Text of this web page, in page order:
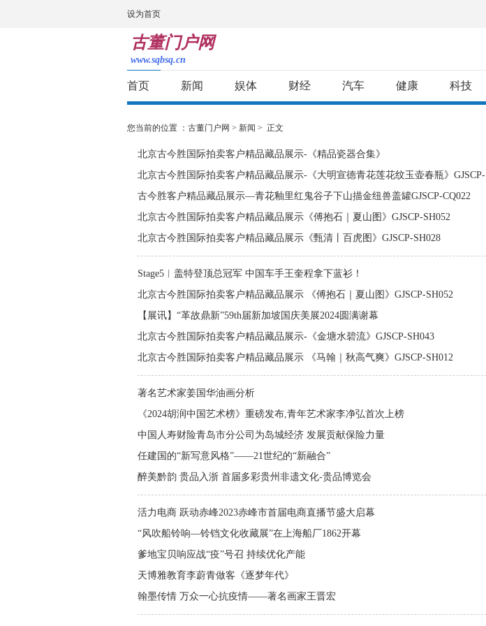
设为首页
古董门户网
www.sqbsq.cn
首页 新闻 娱体 财经 汽车 健康 科技
您当前的位置 ： 古董门户网 > 新闻 > 正文
北京古今胜国际拍卖客户精品藏品展示-《精品瓷器合集》
北京古今胜国际拍卖客户精品藏品展示-《大明宣德青花莲花纹玉壶春瓶》GJSCP-
CQ009
古今胜客户精品藏品展示—青花釉里红鬼谷子下山描金纽兽盖罐GJSCP-CQ022
北京古今胜国际拍卖客户精品藏品展示《傅抱石｜夏山图》GJSCP-SH052
北京古今胜国际拍卖客户精品藏品展示《甄清丨百虎图》GJSCP-SH028
Stage5︱盖特登顶总冠军 中国车手王奎程拿下蓝衫！
北京古今胜国际拍卖客户精品藏品展示 《傅抱石｜夏山图》GJSCP-SH052
【展讯】“革故鼎新”59th届新加坡国庆美展2024圆满谢幕
北京古今胜国际拍卖客户精品藏品展示-《金塘水碧流》GJSCP-SH043
北京古今胜国际拍卖客户精品藏品展示 《马翰｜秋高气爽》GJSCP-SH012
著名艺术家姜国华油画分析
《2024胡润中国艺术榜》重磅发布,青年艺术家李净弘首次上榜
中国人寿财险青岛市分公司为岛城经济 发展贡献保险力量
任建国的“新写意风格”——21世纪的“新融合”
醉美黔韵 贵品入浙 首届多彩贵州非遗文化-贵品博览会
活力电商 跃动赤峰2023赤峰市首届电商直播节盛大启幕
“风吹船铃响—铃铛文化收藏展”在上海船厂1862开幕
爹地宝贝响应战“疫”号召 持续优化产能
天博雅教育李蔚青做客《逐梦年代》
翰墨传情 万众一心抗疫情——著名画家王晋宏